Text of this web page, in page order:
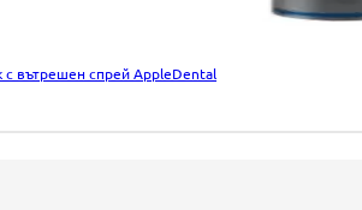
с вътрешен спрей AppleDental